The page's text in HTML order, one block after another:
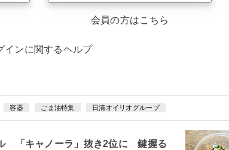
会員の方はこちら
インに関するヘルプ
容器 ごま油特集 日清オイリオグループ
「キャノーラ」抜き2位に 鍵握る